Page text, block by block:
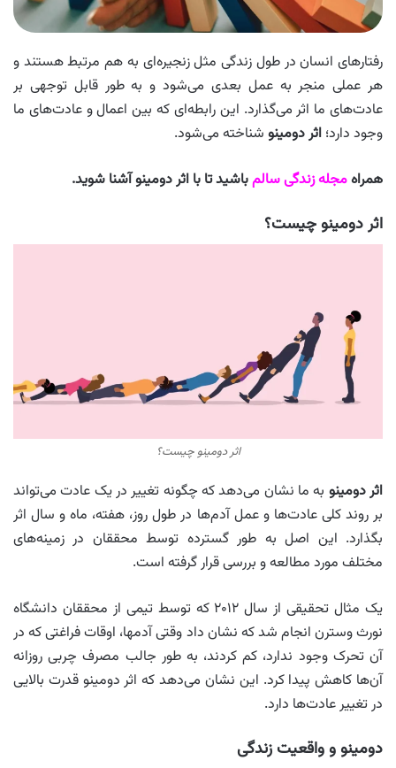
رفتارهای انسان در طول زندگی مثل زنجیره‌ای به هم مرتبط هستند و
هر عملی منجر به عمل بعدی می‌شود و به طور قابل توجهی بر
عادت‌های ما اثر می‌گذارد. این رابطه‌ای که بین اعمال و عادت‌های ما
وجود دارد؛ اثر دومینو شناخته می‌شود.
همراهمجله زندگی سالمباشید تا با اثر دومینو آشنا شوید.
اثر دومینو چیست؟
اثر دومینو چیست؟
اثر دومینو به ما نشان می‌دهد که چگونه تغییر در یک عادت می‌تواند
بر روند کلی عادت‌ها و عمل آدم‌ها در طول روز، هفته، ماه و سال اثر
بگذارد. این اصل به طور گسترده توسط محققان در زمینه‌های
مختلف مورد مطالعه و بررسی قرار گرفته است.
یک مثال تحقیقی از سال ۲۰۱۲ که توسط تیمی از محققان دانشگاه
نورث وسترن انجام شد که نشان داد وقتی آدم‎ها، اوقات فراغتی که در
آن تحرک وجود ندارد، کم کردند، به طور جالب مصرف چربی روزانه
آن‌ها کاهش پیدا کرد. این نشان می‌دهد که اثر دومینو قدرت بالایی
در تغییر عادت‌ها دارد.
دومینو و واقعیت زندگی